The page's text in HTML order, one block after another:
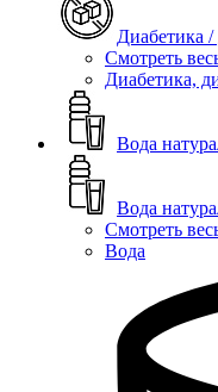
Диабетика
Смотреть
Диабетика,
Вода
Вода
Смотреть
Вода